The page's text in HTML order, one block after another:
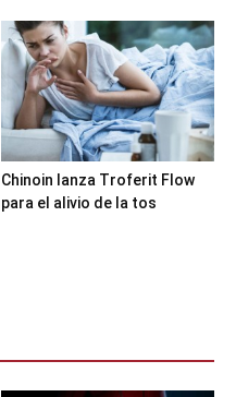
Chinoin lanza Troferit Flow
para el alivio de la tos